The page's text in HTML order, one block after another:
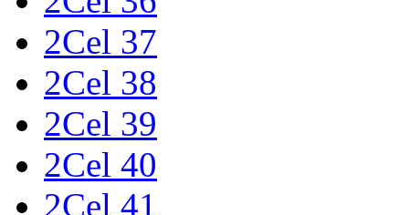
2Cel 37
2Cel 38
2Cel 39
2Cel 40
2Cel 41